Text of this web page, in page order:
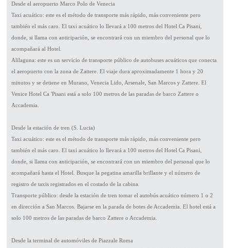
Desde el aeropuerto Marco Polo de Venecia
Taxi acuático: este es el método de transporte más rápido, más conveniente pero
también el más caro. El taxi acuático lo llevará a 100 metros del Hotel Ca Pisani,
donde, si llama con anticipación, se encontrará con un miembro del personal que lo
acompañará al Hotel.
Alilaguna: este es un servicio de transporte público de autobuses acuáticos que conecta
el aeropuerto con la zona de Zattere. El viaje dura aproximadamente 1 hora y 20
minutos y se detiene en Murano, Venecia Lido, Arsenale, San Marcos y Zattere. El
Venice Hotel Ca 'Pisani está a solo 100 metros de las paradas de barco Zattere o
Accademia.
Desde la estación de tren (S. Lucia)
Taxi acuático: este es el método de transporte más rápido, más conveniente pero
también el más caro. El taxi acuático lo llevará a 100 metros del Hotel Ca Pisani,
donde, si llama con anticipación, se encontrará con un miembro del personal que lo
acompañará hasta el Hotel. Busque la pegatina amarilla brillante y el número de
registro de taxis registrados en el costado de la cabina.
Transporte público: desde la estación de tren tomar el autobús acuático número 1 o 2
en dirección a San Marcos. Bajarse en la parada de botes de Accademia. El hotel está a
solo 100 metros de las paradas de barco Zattere o Accademia.
Desde la terminal de automóviles de Piazzale Roma